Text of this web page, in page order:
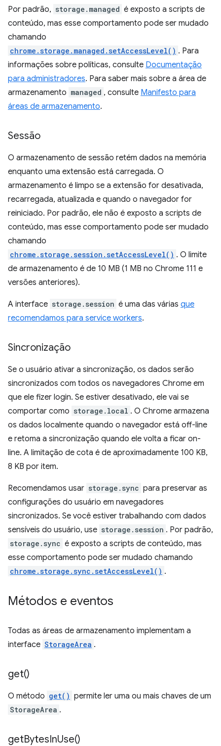
Por padrão, storage.managed é exposto a scripts de
conteúdo, mas esse comportamento pode ser mudado
chamando
chrome.storage.managed.setAccessLevel() . Para
informações sobre políticas, consulte Documentação
para administradores. Para saber mais sobre a área de
armazenamento managed , consulte Manifesto para
áreas de armazenamento.
Sessão
O armazenamento de sessão retém dados na memória
enquanto uma extensão está carregada. O
armazenamento é limpo se a extensão for desativada,
recarregada, atualizada e quando o navegador for
reiniciado. Por padrão, ele não é exposto a scripts de
conteúdo, mas esse comportamento pode ser mudado
chamando
chrome.storage.session.setAccessLevel() . O limite
de armazenamento é de 10 MB (1 MB no Chrome 111 e
versões anteriores).
A interface storage.session é uma das várias que
recomendamos para service workers.
Sincronização
Se o usuário ativar a sincronização, os dados serão
sincronizados com todos os navegadores Chrome em
que ele fizer login. Se estiver desativado, ele vai se
comportar como storage.local . O Chrome armazena
os dados localmente quando o navegador está off-line
e retoma a sincronização quando ele volta a ficar on-
line. A limitação de cota é de aproximadamente 100 KB,
8 KB por item.
Recomendamos usar storage.sync para preservar as
configurações do usuário em navegadores
sincronizados. Se você estiver trabalhando com dados
sensíveis do usuário, use storage.session . Por padrão,
storage.sync é exposto a scripts de conteúdo, mas
esse comportamento pode ser mudado chamando
chrome.storage.sync.setAccessLevel() .
Métodos e eventos
Todas as áreas de armazenamento implementam a
interface StorageArea .
get()
O método get() permite ler uma ou mais chaves de um
StorageArea .
getBytesInUse()